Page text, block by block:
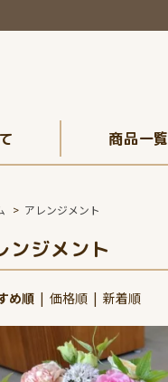
商品一覧
> アレンジメント
ンジメント
め順| 価格順| 新着順